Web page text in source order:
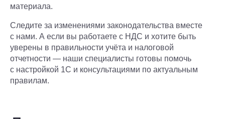
материала.
Следите за изменениями законодательства вместе
с нами. А если вы работаете с НДС и хотите быть
уверены в правильности учёта и налоговой
отчетности — наши специалисты готовы помочь
с настройкой 1С и консультациями по актуальным
правилам.